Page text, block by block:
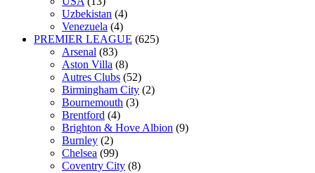
Uzbekistan (4)
Venezuela (4)
PREMIER LEAGUE (625)
Arsenal (83)
Aston Villa (8)
Autres Clubs (52)
Birmingham City (2)
Bournemouth (3)
Brentford (4)
Brighton & Hove Albion (9)
Burnley (2)
Chelsea (99)
Coventry City (8)